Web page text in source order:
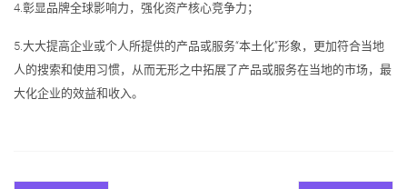
4.彰显品牌全球影响力，强化资产核心竞争力；
5.大大提高企业或个人所提供的产品或服务“本土化”形象，更加符合当地
人的搜索和使用习惯，从而无形之中拓展了产品或服务在当地的市场，最
大化企业的效益和收入。